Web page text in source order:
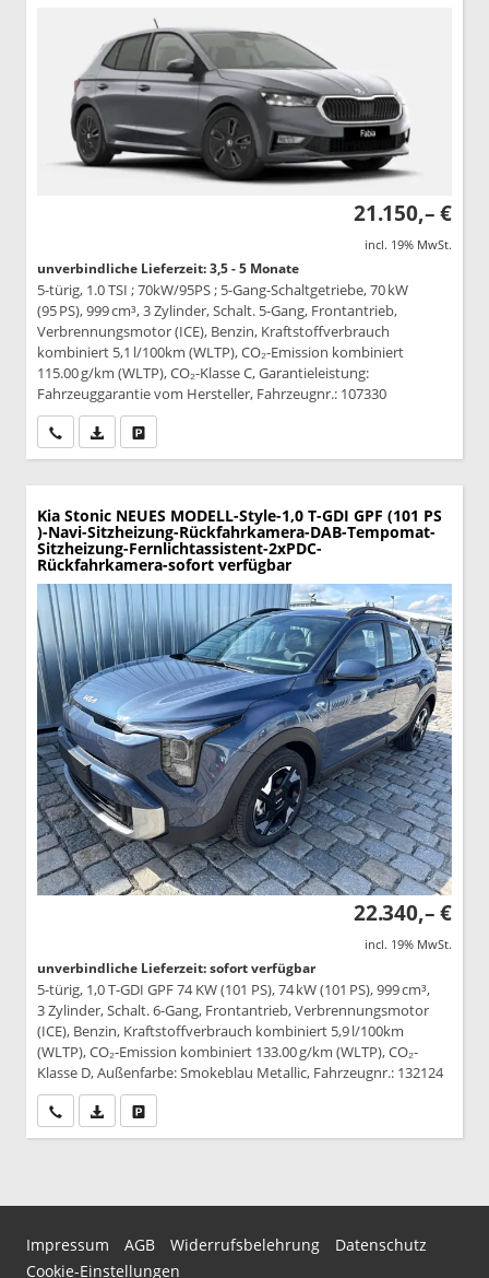
21.150,– €
incl. 19% MwSt.
unverbindliche Lieferzeit: 3,5 - 5 Monate
5-türig, 1.0 TSI ; 70kW/95PS ; 5-Gang-Schaltgetriebe, 70 kW
(95 PS), 999 cm³, 3 Zylinder, Schalt. 5-Gang, Frontantrieb,
Verbrennungsmotor (ICE), Benzin, Kraftstoffverbrauch
kombiniert 5,1 l/100km (WLTP), CO₂-Emission kombiniert
115.00 g/km (WLTP), CO₂-Klasse C, Garantieleistung:
Fahrzeuggarantie vom Hersteller, Fahrzeugnr.: 107330
Wir rufen Sie anPDF-Datei, Fahrzeugexposé drucken
Kia Stonic NEUES MODELL-Style-1,0 T-GDI GPF (101 PS
)-Navi-Sitzheizung-Rückfahrkamera-DAB-Tempomat-
Sitzheizung-Fernlichtassistent-2xPDC-
Rückfahrkamera-sofort verfügbar
22.340,– €
incl. 19% MwSt.
unverbindliche Lieferzeit: sofort verfügbar
5-türig, 1,0 T-GDI GPF 74 KW (101 PS), 74 kW (101 PS), 999 cm³,
3 Zylinder, Schalt. 6-Gang, Frontantrieb, Verbrennungsmotor
(ICE), Benzin, Kraftstoffverbrauch kombiniert 5,9 l/100km
(WLTP), CO₂-Emission kombiniert 133.00 g/km (WLTP), CO₂-
Klasse D, Außenfarbe: Smokeblau Metallic, Fahrzeugnr.: 132124
Wir rufen Sie anPDF-Datei, Fahrzeugexposé drucken
Impressum AGB Widerrufsbelehrung
Datenschutz
Cookie-Einstellungen